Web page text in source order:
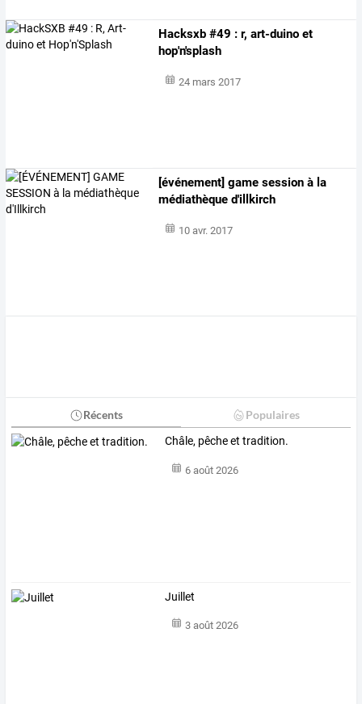
Hacksxb #49 : r, art-duino et
hop'n'splash
24 mars 2017
[événement] game session à la
médiathèque d'illkirch
10 avr. 2017
Récents Populaires
Châle, pêche et tradition.
6 août 2026
Juillet
3 août 2026